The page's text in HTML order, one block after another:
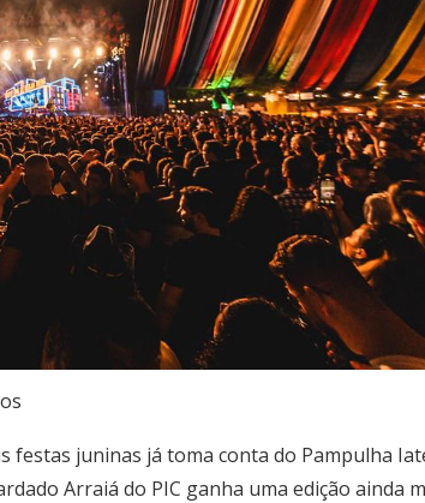
festas juninas já toma conta do Pampulha
Arraiá do PIC ganha uma edição ainda